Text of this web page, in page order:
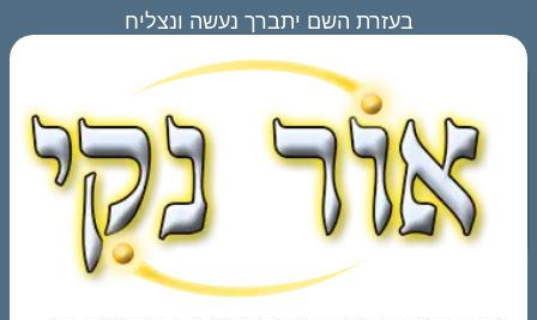
בעזרת השם יתברך נעשה ונצליח